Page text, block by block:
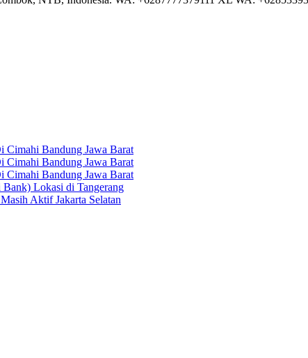
Bandung Jawa Barat
Bandung Jawa Barat
Bandung Jawa Barat
Lokasi di Tangerang
Aktif Jakarta Selatan